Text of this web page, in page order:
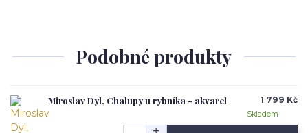
Podobné produkty
Miroslav Dyl, Chalupy u rybníka - akvarel 1 799 Kč
Skladem